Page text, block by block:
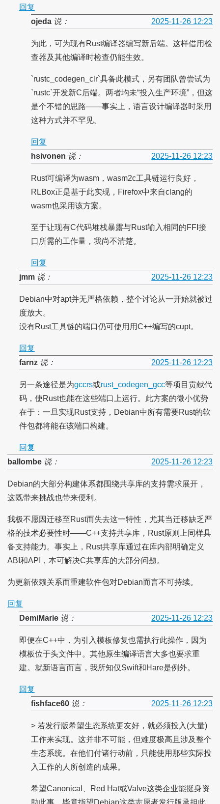
回复
ojeda说： 2025-11-26 12:23
为此，可为现有Rust编译器编写新后端。这样借用检
查器及其他编译时检查仍能生效。
`rustc_codegen_clr`具备此模式，另有团队曾尝试为
`rustc`开发新C后端。两者均未“投入生产环境”，但这
是个不错的思路——事实上，语言设计编译器时采用
这种方式并不罕见。
回复
hsivonen 说： 2025-11-26 12:23
Rust可编译为wasm，wasm2c工具链运行良好，
RLBox正是基于此实现，Firefox中来自clang的
wasm也采用该方案。
至于让现有C代码堆栈暴露与Rust输入相同的FFI接
口所需的工作量，我尚不清楚。
回复
jmm说： 2025-11-26 12:23
Debian中对apt并无严格依赖，整个讨论从一开始就被过
度放大。
没有Rust工具链的端口仍可使用用C++编写的cupt。
回复
farnz说： 2025-11-26 12:23
另一条途径是为gccrs或rust_codegen_gcc等项目贡献代
码，使Rust也能在这些端口上运行。此方案的微小优势
在于：一旦实现Rust支持，Debian中所有需要Rust的软
件包都将能在该端口构建。
回复
ballombe说： 2025-11-26 12:23
Debian的大部分构建体系都围绕共享库的支持需求展开，
这既带来挑战也带来便利。
我极不愿因迁移至Rust而失去这一特性，尤其当迁移缺乏严
格的技术必要性时——C++支持共享库，Rust原则上同样具
备支持能力。事实上，Rust共享库通过在库内部明确定义
ABI和API，本可解决C共享库的大部分问题。
为更新依赖关系而重建软件包对Debian而言不可持续。
回复
DemiMarie说： 2025-11-26 12:23
即便在C++中，为引入模板修复也需执行此操作，因为
模板位于头文件中。其他原生编译语言大多也要求重
建。就新语言而言，我所知仅Swift和Hare是例外。
回复
fishface60说： 2025-11-26 12:23
> 若发行版希望生态系统更友好，就必须投入(大量)
工作来实现。这并非不可能，但难度极高且涉及整个
生态系统。在他们付诸行动前，只能使用那些实际投
入工作的人所创造的成果。
希望Canonical、Red Hat或Valve这类企业能挺身资
助此事，毕竟指望Debian这类志愿者发行版承担此